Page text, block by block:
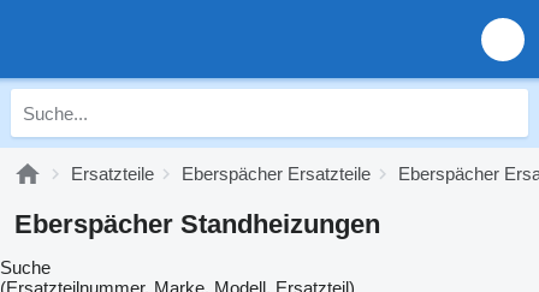
Ersatzteile Eberspächer Ersatzteile Eberspächer
Eberspächer Standheizungen
Suche
(Ersatzteilnummer, Marke, Modell, Ersatzteil)